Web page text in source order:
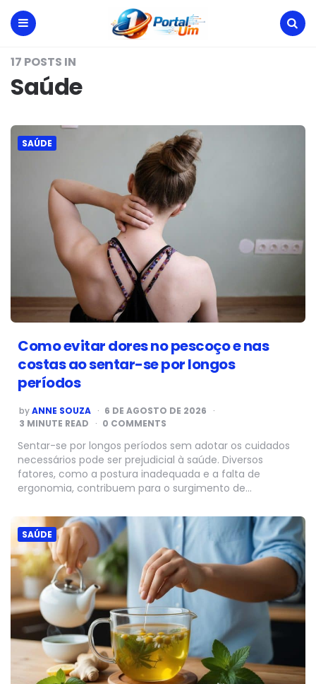
17 POSTS IN
Saúde
SAÚDE
Como evitar dores no pescoço e nas
costas ao sentar-se por longos
períodos
POSTED
BY
byANNE SOUZA
6 DE AGOSTO DE 2026
3 MINUTE READ 0 COMMENTS
Sentar-se por longos períodos sem adotar os cuidados
necessários pode ser prejudicial à saúde. Diversos
fatores, como a postura inadequada e a falta de
ergonomia, contribuem para o surgimento de…
SAÚDE